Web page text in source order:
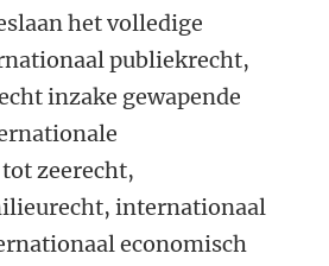
het volledige
publiekrecht,
inzake gewapende
zeerecht,
internationaal
economisch